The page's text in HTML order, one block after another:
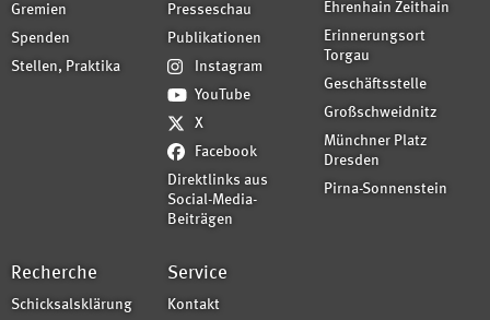
Gremien
Spenden
Stellen, Praktika
Presseschau
Publikationen
Instagram
YouTube
X
Facebook
Direktlinks aus
Social-Media-
Beiträgen
Ehrenhain Zeithain
Erinnerungsort
Torgau
Geschäftsstelle
Großschweidnitz
Münchner Platz
Dresden
Pirna-Sonnenstein
Recherche
Schicksalsklärung
Service
Kontakt